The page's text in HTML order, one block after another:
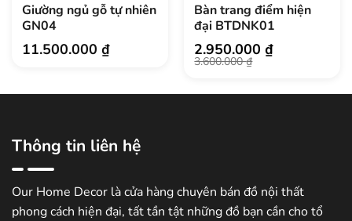
Giường ngủ gỗ tự nhiên
GN04
11.500.000₫
Bàn trang điểm hiện
đại BTDNK01
3.600.000₫
Giá
gốc
2.950.000₫
Giá
hiện
Thông tin liên hệ
Our Home Decor là cửa hàng chuyên bán đồ nội thất
phong cách hiện đại, tất tần tật những đồ bạn cần cho tổ